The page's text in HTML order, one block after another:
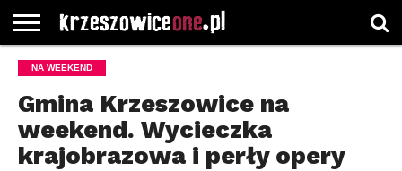
STRONA
GŁÓWNA
WYBORY
WYBIERZ
ROZKŁADY
GREGORCZYK
KONTAKT
NA WEEKEND
Gmina Krzeszowice na
weekend. Wycieczka
krajobrazowa i perły opery